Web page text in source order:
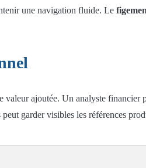
une navigation fluide. Le
valeur ajoutée. Un analyste financier
garder visibles les références